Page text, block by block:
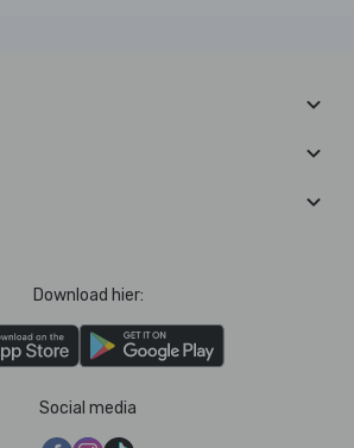
Download hier:
Social media